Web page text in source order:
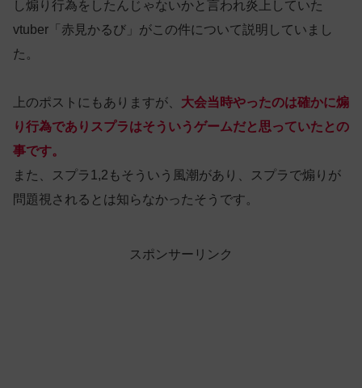
し煽り行為をしたんじゃないかと言われ炎上していた
vtuber「赤見かるび」がこの件について説明していまし
た。
上のポストにもありますが、 大会当時やったのは確かに煽
り行為でありスプラはそういうゲームだと思っていたとの
事です。
また、スプラ1,2もそういう風潮があり、スプラで煽りが
問題視されるとは知らなかったそうです。
スポンサーリンク